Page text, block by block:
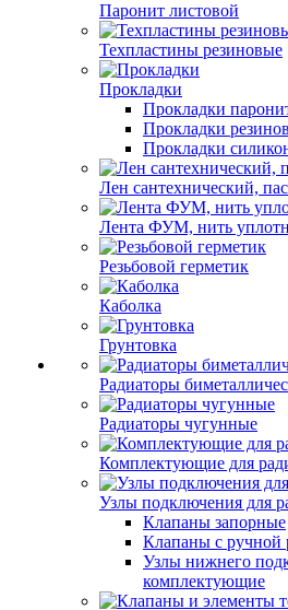
Паронит листовой
Техпластины резиновые
Прокладки
Прокладки
Прокладки
Прокладки
Лен сантехнический,
Лента ФУМ, нить
Резьбовой герметик
Каболка
Грунтовка
Радиаторы
Радиаторы чугунные
Комплектующие для
Узлы подключения для
Клапаны запорные
Клапаны с ручной
Узлы нижнего
комплектующие